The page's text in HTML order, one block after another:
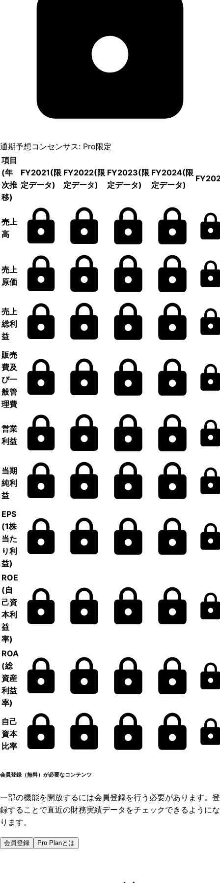
通期予想コンセンサス: Pro限定
項目
(年
次推
移)
FY2021(限
定データ)
FY2022(限
定データ)
FY2023(限
定データ)
FY2024(限
定データ)
売上
高
売上
原価
売上
総利
益
販売
費及
び一
般管
理費
営業
利益
当期
純利
益
EPS
(1株
当た
り利
益)
ROE
(自
己資
本利
益
率)
ROA
(総
資産
利益
率)
自己
資本
比率
会員登録（無料）が必要なコンテンツ
一部の機能を開放するには会員登録を行う必要があります。登
録することで直近の財務実績データをチェックできるようにな
ります。
会員登録 Pro Planとは